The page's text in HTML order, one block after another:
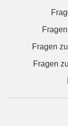
Fragen
Fragen